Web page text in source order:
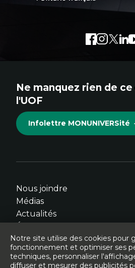
Facebook
Lien
Cet
s'ouvrira
dans
fenêtre.
Lien
Cet
s'ouvrira
dans
fenêtre.
Lien
Cet
dans
Lien
Cet
Ne manquez rien de
l'UOF
Infolettre MONUNIVERSité
Nous joindre
Médias
Actualités
Notre site utilise des cookies pour
fonctionnement et optimiser ses
techniques, personnaliser
diffuser et mesurer des publicités